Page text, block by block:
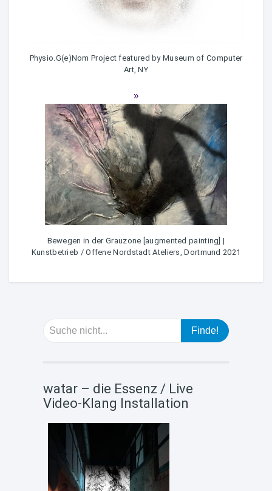
Physio.G(e)Nom Project featured by Museum of Computer
Art, NY
Bewegen in der Grauzone [augmented painting] |
Kunstbetrieb / Offene Nordstadt Ateliers, Dortmund 2021
watar – die Essenz / Live
Video-Klang Installation